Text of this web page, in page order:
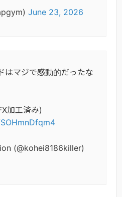
June 23, 2026
はマジで感動的だったな
加工済み)
(@kohei8186killer)